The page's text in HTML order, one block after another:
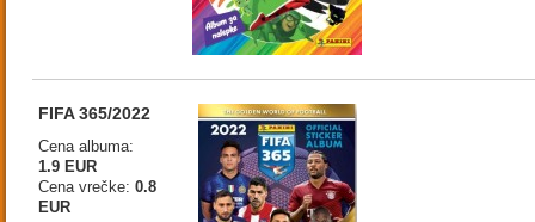
FIFA 365/2022
Cena albuma:
1.9 EUR
Cena vrečke: 0.8
EUR